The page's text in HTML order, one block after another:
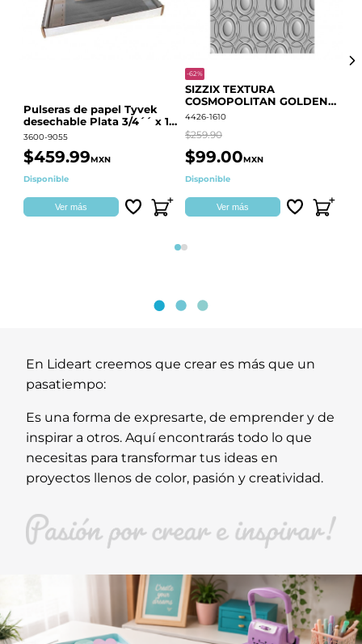
Pulseras de papel Tyvek
desechable Plata 3/4´´ x 10
´´
3600-9055
$459.99MXN
Disponible
Ver más
-62%
SIZZIX TEXTURA
COSMOPOLITAN GOLDEN
RINGS S.PARK 666700
4426-1610
$259.90
$99.00MXN
Disponible
Ver más
Página 1
Página 2
En Lideart creemos que crear es más que un
pasatiempo:
Es una forma de expresarte, de emprender y de
inspirar a otros. Aquí encontrarás todo lo que
necesitas para transformar tus ideas en
proyectos llenos de color, pasión y creatividad.